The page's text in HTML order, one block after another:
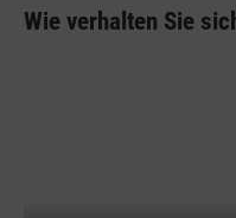
Wie verhalten Sie